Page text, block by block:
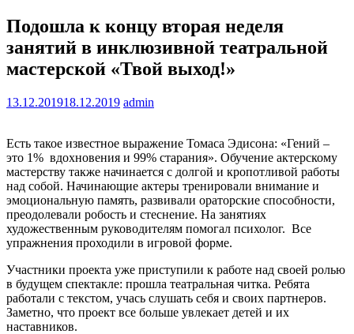
Подошла к концу вторая неделя
занятий в инклюзивной театральной
мастерской «Твой выход!»
13.12.201918.12.2019 admin
Есть такое известное выражение Томаса Эдисона: «Гений –
это 1% вдохновения и 99% старания». Обучение актерскому
мастерству также начинается с долгой и кропотливой работы
над собой. Начинающие актеры тренировали внимание и
эмоциональную память, развивали ораторские способности,
преодолевали робость и стеснение. На занятиях
художественным руководителям помогал психолог. Все
упражнения проходили в игровой форме.
Участники проекта уже приступили к работе над своей ролью
в будущем спектакле: прошла театральная читка. Ребята
работали с текстом, учась слушать себя и своих партнеров.
Заметно, что проект все больше увлекает детей и их
наставников.